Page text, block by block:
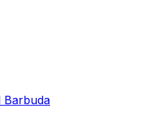
Barbuda